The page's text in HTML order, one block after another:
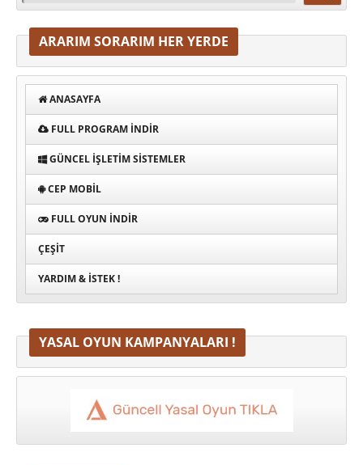
ARARIM SORARIM HER YERDE
ANASAYFA
FULL PROGRAM INDIR
GÜNCEL İŞLETIM SISTEMLER
CEP MOBIL
FULL OYUN İNDIR
ÇEŞIT
YARDIM & İSTEK !
YASAL OYUN KAMPANYALARI !